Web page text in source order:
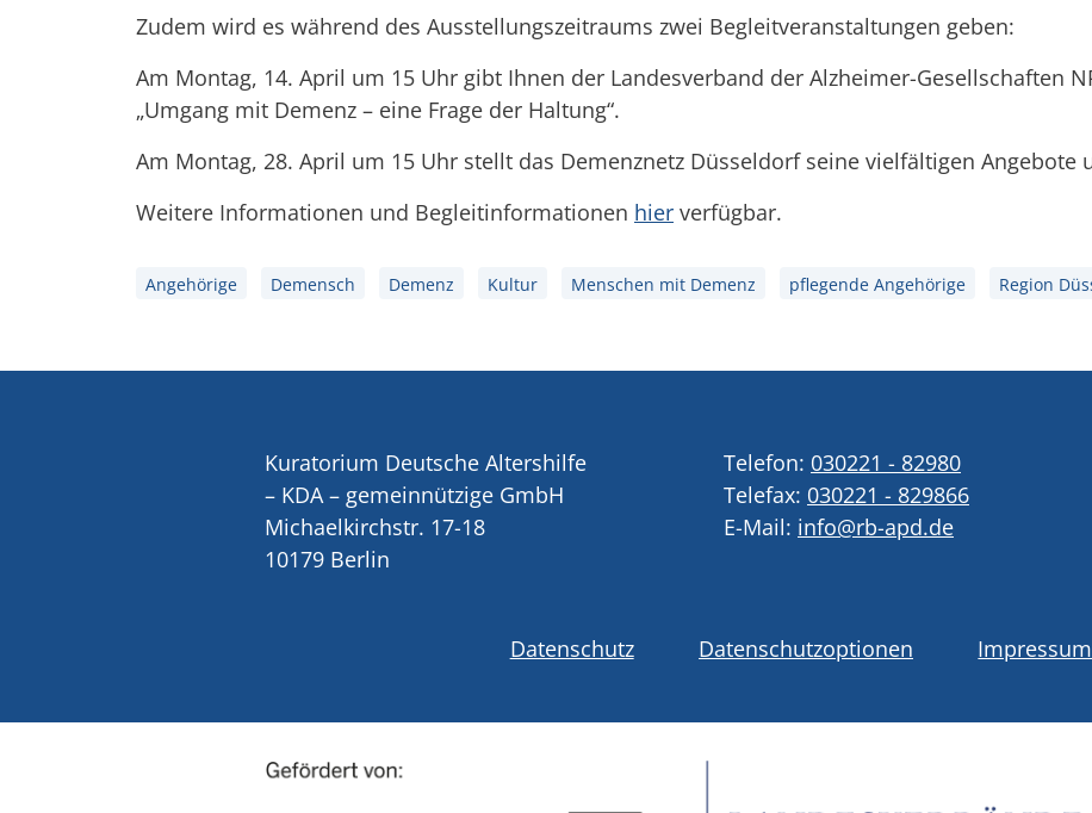
Zudem wird es während des Ausstellungszeitraums zwei Begleitveranstaltungen geben:
Am Montag, 14. April um 15 Uhr gibt Ihnen der Landesverband der Alzheimer-Gesellschaften
„Umgang mit Demenz – eine Frage der Haltung“.
Am Montag, 28. April um 15 Uhr stellt das Demenznetz Düsseldorf seine vielfältigen Angebote
Weitere Informationen und Begleitinformationen hier verfügbar.
Angehörige Demensch Demenz Kultur Menschen mit Demenz pflegende Angehörige Region
Kuratorium Deutsche Altershilfe
– KDA – gemeinnützige GmbH
Michaelkirchstr. 17-18
10179 Berlin
Telefon: 030221 - 82980
Telefax: 030221 - 829866
E-Mail: info@rb-apd.de
Datenschutz Datenschutzoptionen Impressum